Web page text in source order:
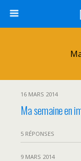
16 MARS 2014
Ma semaine en
5 RÉPONSES
9 MARS 2014